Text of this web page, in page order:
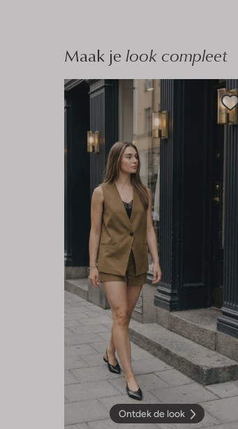
Maak je look compleet
Ontdek de look